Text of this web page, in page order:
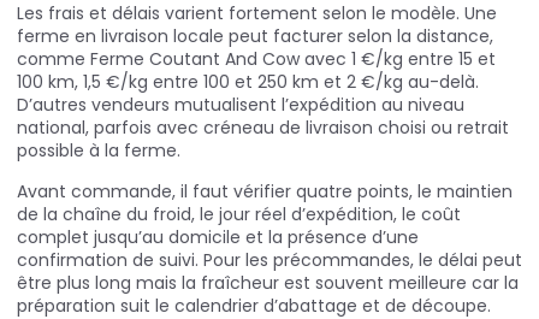
Les frais et délais varient fortement selon le modèle. Une
ferme en livraison locale peut facturer selon la distance,
comme Ferme Coutant And Cow avec 1 €/kg entre 15 et
100 km, 1,5 €/kg entre 100 et 250 km et 2 €/kg au-delà.
D’autres vendeurs mutualisent l’expédition au niveau
national, parfois avec créneau de livraison choisi ou retrait
possible à la ferme.
Avant commande, il faut vérifier quatre points, le maintien
de la chaîne du froid, le jour réel d’expédition, le coût
complet jusqu’au domicile et la présence d’une
confirmation de suivi. Pour les précommandes, le délai peut
être plus long mais la fraîcheur est souvent meilleure car la
préparation suit le calendrier d’abattage et de découpe.